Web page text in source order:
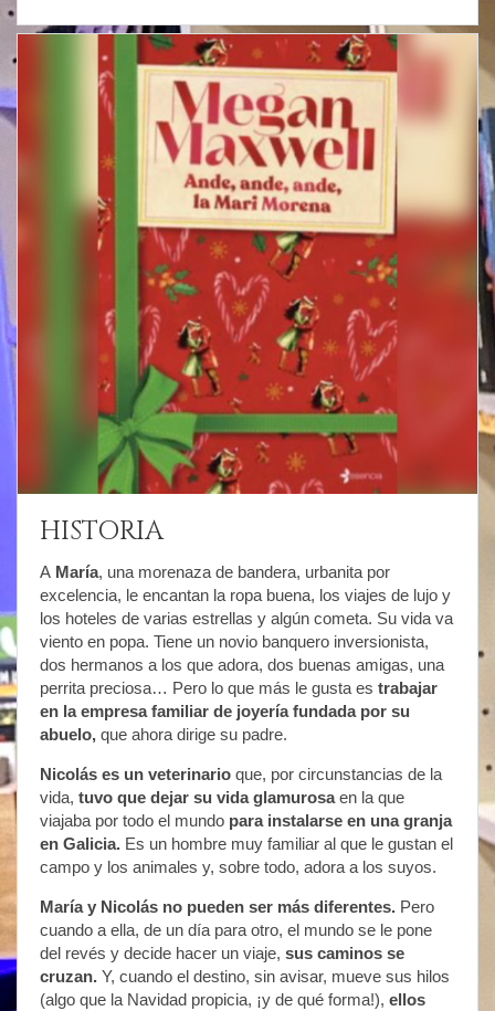
HISTORIA
A María, una morenaza de bandera, urbanita por
excelencia, le encantan la ropa buena, los viajes de lujo y
los hoteles de varias estrellas y algún cometa. Su vida va
viento en popa. Tiene un novio banquero inversionista,
dos hermanos a los que adora, dos buenas amigas, una
perrita preciosa… Pero lo que más le gusta es trabajar
en la empresa familiar de joyería fundada por su
abuelo, que ahora dirige su padre.
Nicolás es un veterinario que, por circunstancias de la
vida, tuvo que dejar su vida glamurosaen la que
viajaba por todo el mundo para instalarse en una granja
en Galicia. Es un hombre muy familiar al que le gustan el
campo y los animales y, sobre todo, adora a los suyos.
María y Nicolás no pueden ser más diferentes. Pero
cuando a ella, de un día para otro, el mundo se le pone
del revés y decide hacer un viaje, sus caminos se
cruzan. Y, cuando el destino, sin avisar, mueve sus hilos
(algo que la Navidad propicia, ¡y de qué forma!), ellos